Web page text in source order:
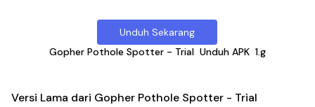
Unduh Sekarang
Gopher Pothole Spotter - Trial Unduh APK 1.g
Versi Lama dari Gopher Pothole Spotter - Trial